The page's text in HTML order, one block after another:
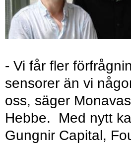
- Vi får fler
sensorer än vi
oss, säger
Hebbe. Med nytt
Gungnir Capital,